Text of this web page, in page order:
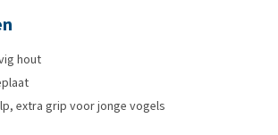
hout
extra grip voor jonge vogels